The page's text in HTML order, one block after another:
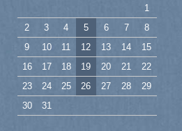
1
2
3 4 5 6 7
8
9
10 11 12 13 14
15
16
17 18 19 20 21
22
23
24 25 26 27 28
29
30
31